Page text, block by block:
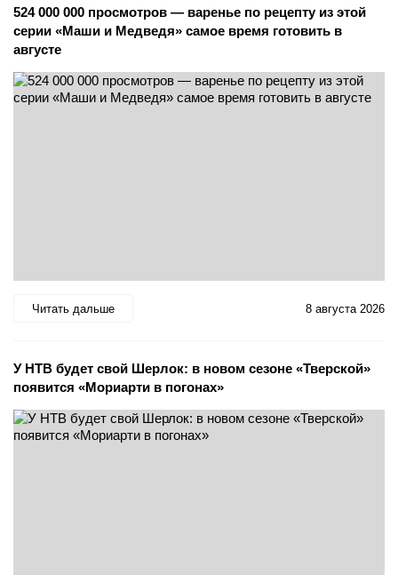
524 000 000 просмотров — варенье по рецепту из этой
серии «Маши и Медведя» самое время готовить в
августе
Читать дальше 8 августа 2026
У НТВ будет свой Шерлок: в новом сезоне «Тверской»
появится «Мориарти в погонах»